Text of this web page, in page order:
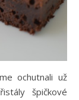
ochutnali už
špičkové